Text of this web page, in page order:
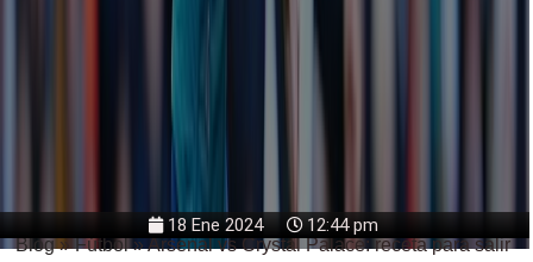
18 Ene 2024 12:44 pm
Blog»Fútbol»Arsenal vs Crystal Palace: receta para salir